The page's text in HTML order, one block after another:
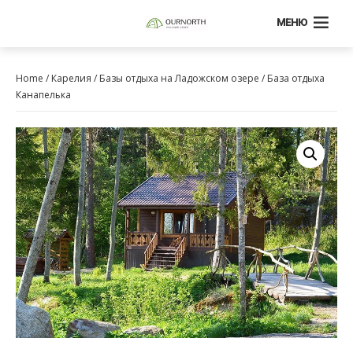
МЕНЮ
Home / Карелия / Базы отдыха на Ладожском озере / База отдыха
Канапелька